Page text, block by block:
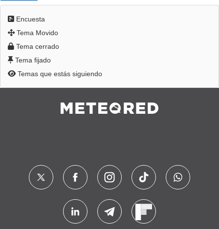
Encuesta
Tema Movido
Tema cerrado
Tema fijado
Temas que estás siguiendo